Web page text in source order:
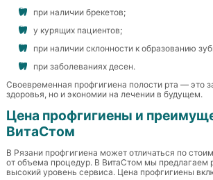
при наличии брекетов;
у курящих пациентов;
при наличии склонности к образованию
при заболеваниях десен.
Своевременная профгигиена полости рта — это
здоровья, но и экономии на лечении в будущем.
Цена профгигиены и
ВитаСтом
В Рязани профгигиена может отличаться по
от объема процедур. В ВитаСтом мы предлагаем
высокий уровень сервиса. Цена профгигиены